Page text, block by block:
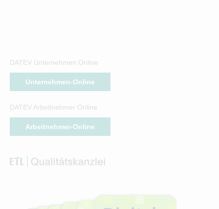
DATEV Unternehmen Online
Unternehmen-Online
DATEV Arbeitnehmer Online
Arbeitnehmer-Online